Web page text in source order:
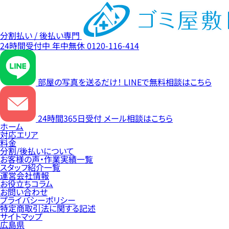
分割払い / 後払い専門
24時間受付中 年中無休0120-116-414
部屋の写真を送るだけ！ LINEで無料相談はこちら
24時間365日受付 メール相談はこちら
ホーム
対応エリア
料金
分割/後払いについて
お客様の声・作業実績一覧
スタッフ紹介一覧
運営会社情報
お役立ちコラム
お問い合わせ
プライバシーポリシー
特定商取引法に関する記述
サイトマップ
広島県